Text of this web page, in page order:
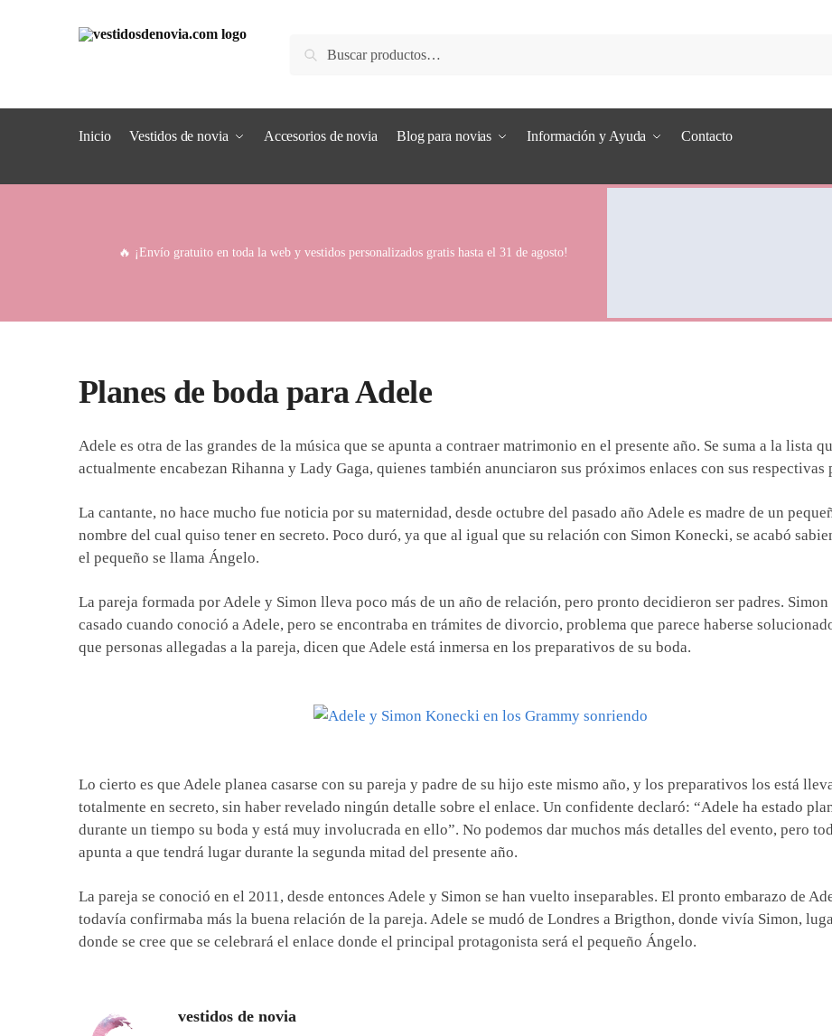
Buscar
Inicio Vestidos de novia Accesorios de novia Blog para novias Información y Ayuda Contacto
🔥 ¡Envío gratuito en toda la web y vestidos personalizados gratis hasta el 31 de agosto!
Planes de boda para Adele
Adele es otra de las grandes de la música que se apunta a contraer matrimonio en el presente año. Se suma a la lista
actualmente encabezan Rihanna y Lady Gaga, quienes también anunciaron sus próximos enlaces con sus respectivas
La cantante, no hace mucho fue noticia por su maternidad, desde octubre del pasado año Adele es madre de un
nombre del cual quiso tener en secreto. Poco duró, ya que al igual que su relación con Simon Konecki, se acabó
el pequeño se llama Ángelo.
La pareja formada por Adele y Simon lleva poco más de un año de relación, pero pronto decidieron ser padres. Simon
casado cuando conoció a Adele, pero se encontraba en trámites de divorcio, problema que parece haberse
que personas allegadas a la pareja, dicen que Adele está inmersa en los preparativos de su boda.
Lo cierto es que Adele planea casarse con su pareja y padre de su hijo este mismo año, y los preparativos los está
totalmente en secreto, sin haber revelado ningún detalle sobre el enlace. Un confidente declaró: “Adele ha estado
durante un tiempo su boda y está muy involucrada en ello”. No podemos dar muchos más detalles del evento, pero
apunta a que tendrá lugar durante la segunda mitad del presente año.
La pareja se conoció en el 2011, desde entonces Adele y Simon se han vuelto inseparables. El pronto embarazo de
todavía confirmaba más la buena relación de la pareja. Adele se mudó de Londres a Brigthon, donde vivía Simon,
donde se cree que se celebrará el enlace donde el principal protagonista será el pequeño Ángelo.
vestidos de novia